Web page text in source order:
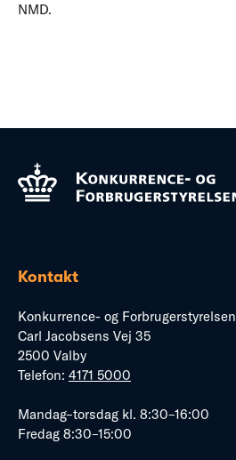
NMD.
Kontakt
Konkurrence- og Forbrugerstyrelsen
Carl Jacobsens Vej 35
2500 Valby
Telefon: 4171 5000
Mandag–torsdag kl. 8:30–16:00
Fredag 8:30–15:00